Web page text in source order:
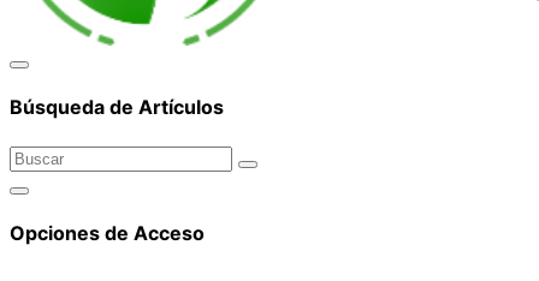
Búsqueda de Artículos
Opciones de Acceso